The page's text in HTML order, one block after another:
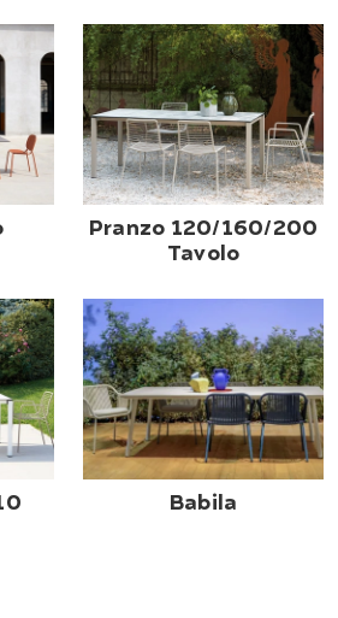
Pranzo 120/160/200
Tavolo
Babila